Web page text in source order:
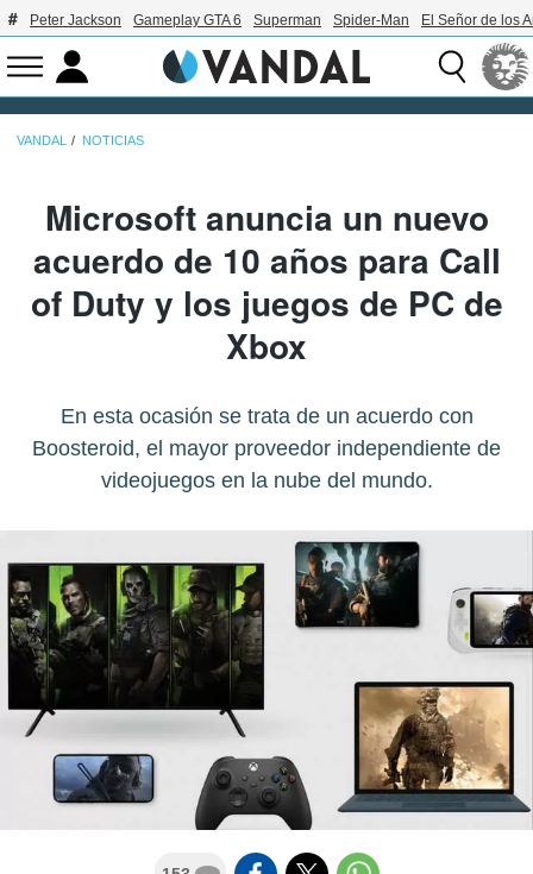
Peter Jackson Gameplay GTA 6 Superman Spider-Man El Señor de los
VANDAL NOTICIAS
Microsoft anuncia un nuevo
acuerdo de 10 años para Call
of Duty y los juegos de PC de
Xbox
En esta ocasión se trata de un acuerdo con
Boosteroid, el mayor proveedor independiente de
videojuegos en la nube del mundo.